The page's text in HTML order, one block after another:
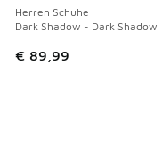
Herren Schuhe
Dark Shadow - Dark Shadow
€ 89,99